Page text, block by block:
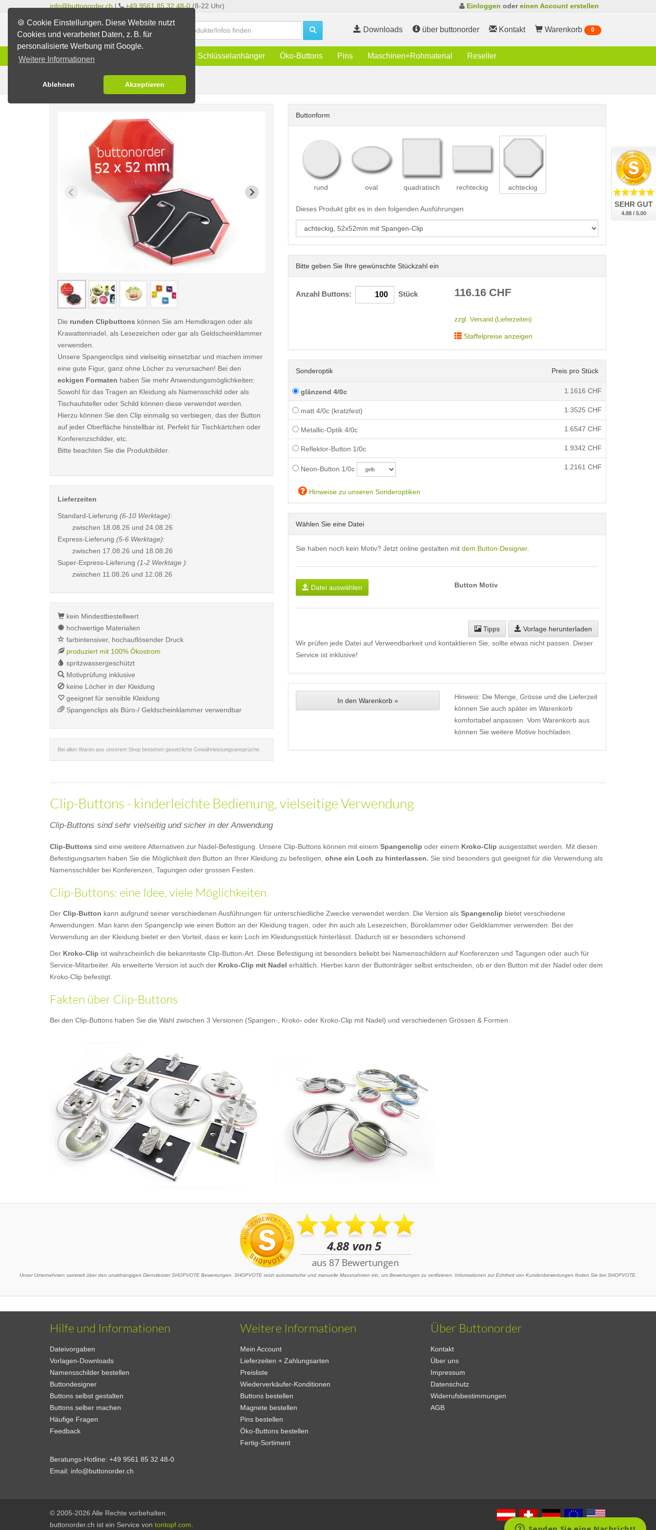
🍪 Cookie Einstellungen. Diese Website nutzt
Cookies und verarbeitet Daten, z. B. für
personalisierte Werbung mit Google.
Weitere Informationen
Ablehnen Akzeptieren
info@buttonorder.ch | +49 9561 85 32 48-0 (8-22 Uhr) Einloggen odereinen Account erstellen
Downloads über buttonorder Kontakt Warenkorb 0
Infos Schlüsselanhänger Öko-Buttons Pins Maschinen+Rohmaterial Reseller
Buttons erstellen Clip-Buttons
Buttonform
rund oval quadratisch rechteckig achteckig
Dieses Produkt gibt es in den folgenden Ausführungen
Bitte geben Sie Ihre gewünschte Stückzahl ein
Anzahl Buttons: Stück 116.16CHF
zzgl. Versand (Lieferzeiten)
Staffelpreise anzeigen
Sonderoptik Preis pro Stück
glänzend 4/0c 1.1616 CHF
matt 4/0c (kratzfest) 1.3525 CHF
Metallic-Optik 4/0c 1.6547 CHF
Reflektor-Button 1/0c 1.9342 CHF
Neon-Button 1/0c 1.2161 CHF
Hinweise zu unseren Sonderoptiken
Wählen Sie eine Datei
Sie haben noch kein Motiv? Jetzt online gestalten mit dem Button-Designer.
Datei auswählen Button Motiv
Tipps
Vorlage herunterladen
Wir prüfen jede Datei auf Verwendbarkeit und kontaktieren Sie, sollte etwas nicht passen. Dieser
Service ist inklusive!
In den Warenkorb » Hinweis:Die Menge, Grösse und die Lieferzeit
können Sie auch später im Warenkorb
komfortabel anpassen. Vom Warenkorb aus
können Sie weitere Motive hochladen.
< /picture> < /picture> < /picture>
Die runden Clipbuttons können Sie am Hemdkragen oder als
Krawattennadel, als Lesezeichen oder gar als Geldscheinklammer
verwenden.
Unsere Spangenclips sind vielseitig einsetzbar und machen immer
eine gute Figur, ganz ohne Löcher zu verursachen! Bei den
eckigen Formaten haben Sie mehr Anwendungsmöglichkeiten:
Sowohl für das Tragen an Kleidung als Namensschild oder als
Tischaufsteller oder Schild können diese verwendet werden.
Hierzu können Sie den Clip einmalig so verbiegen, das der Button
auf jeder Oberfläche hinstellbar ist. Perfekt für Tischkärtchen oder
Konferenzschilder, etc.
Bitte beachten Sie die Produktbilder.
Lieferzeiten
Standard-Lieferung (6-10 Werktage):
zwischen 18.08.26 und 24.08.26
Express-Lieferung (5-6 Werktage):
zwischen 17.08.26 und 18.08.26
Super-Express-Lieferung (1-2 Werktage ):
zwischen 11.08.26 und 12.08.26
kein Mindestbestellwert
hochwertige Materialien
farbintensiver, hochauflösender Druck
produziert mit 100% Ökostrom
spritzwassergeschützt
Motivprüfung inklusive
keine Löcher in der Kleidung
geeignet für sensible Kleidung
Spangenclips als Büro-/ Geldscheinklammer verwendbar
Bei allen Waren aus unserem Shop bestehen gesetzliche Gewährleistungsansprüche.
Clip-Buttons - kinderleichte Bedienung, vielseitige Verwendung
Clip-Buttons sind sehr vielseitig und sicher in der Anwendung
Clip-Buttons sind eine weitere Alternativen zur Nadel-Befestigung. Unsere Clip-Buttons können mit einem Spangenclip oder einem Kroko-Clip ausgestattet werden. Mit diesen
Befestigungsarten haben Sie die Möglichkeit den Button an Ihrer Kleidung zu befestigen, ohne ein Loch zu hinterlassen. Sie sind besonders gut geeignet für die Verwendung als
Namensschilder bei Konferenzen, Tagungen oder grossen Festen.
Clip-Buttons: eine Idee, viele Möglichkeiten
Der Clip-Button kann aufgrund seiner verschiedenen Ausführungen für unterschiedliche Zwecke verwendet werden. Die Version als Spangenclip bietet verschiedene
Anwendungen. Man kann den Spangenclip wie einen Button an der Kleidung tragen, oder ihn auch als Lesezeichen, Büroklammer oder Geldklammer verwenden. Bei der
Verwendung an der Kleidung bietet er den Vorteil, dass er kein Loch im Kleidungsstück hinterlässt. Dadurch ist er besonders schonend.
Der Kroko-Clip ist wahrscheinlich die bekannteste Clip-Button-Art. Diese Befestigung ist besonders beliebt bei Namensschildern auf Konferenzen und Tagungen oder auch für
Service-Mitarbeiter. Als erweiterte Version ist auch der Kroko-Clip mit Nadel erhältlich. Hierbei kann der Buttonträger selbst entscheiden, ob er den Button mit der Nadel oder dem
Kroko-Clip befestigt.
Fakten über Clip-Buttons
Bei den Clip-Buttons haben Sie die Wahl zwischen 3 Versionen (Spangen-, Kroko- oder Kroko-Clip mit Nadel) und verschiedenen Grössen & Formen.
Unser Unternehmen sammelt über den unabhängigen Dienstleister SHOPVOTE Bewertungen. SHOPVOTE setzt automatische und manuelle Massnahmen ein, um Bewertungen zu verifizieren. Informationen zur Echtheit von Kundenbewertungen finden Sie bei SHOPVOTE.
Hilfe und Informationen
Dateivorgaben
Vorlagen-Downloads
Namensschilder bestellen
Buttondesigner
Buttons selbst gestalten
Buttons selber machen
Häufige Fragen
Feedback
Weitere Informationen
Mein Account
Lieferzeiten + Zahlungsarten
Preisliste
Wiederverkäufer-Konditionen
Buttons bestellen
Magnete bestellen
Pins bestellen
Öko-Buttons bestellen
Fertig-Sortiment
Über Buttonorder
Kontakt
Über uns
Impressum
Datenschutz
Widerrufsbestimmungen
AGB
Beratungs-Hotline: +49 9561 85 32 48-0
Email: info@buttonorder.ch
© 2005-2026 Alle Rechte vorbehalten.
buttonorder.ch ist ein Service von tontopf.com
SEHR GUT
4.88 / 5.00